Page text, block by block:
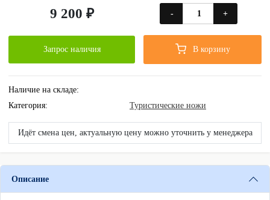
9 200 ₽ - +
Запрос наличия В корзину
Наличие на складе:
Категория:
Туристические ножи
Идёт смена цен, актуальную цену можно уточнить у менеджера
Описание